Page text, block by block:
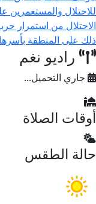
والمستعمرين
من استمرار
على المنطقة بأسرها
راديو نغم
جاري التحميل...
الصلاة
الطقس